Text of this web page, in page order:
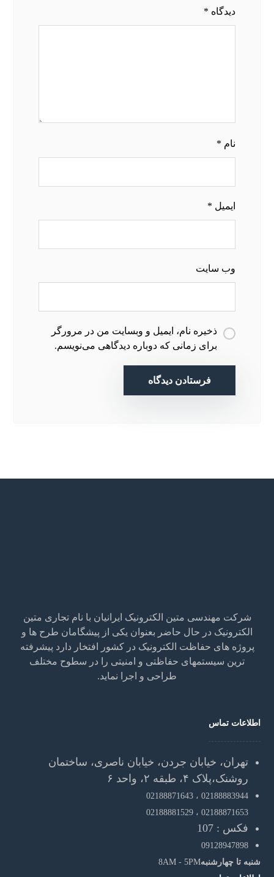
دیدگاه *
نام *
ایمیل *
وب‌ سایت
ذخیره نام، ایمیل و وبسایت من در مرورگر
برای زمانی که دوباره دیدگاهی می‌نویسم.
فرستادن دیدگاه
شرکت مهندسی متین الکترونیک ایرانیان با نام تجاری متین
الکترونیک در حال حاضر بعنوان یکی از پیشگامان طرح ها و
پروژه های حفاظت الکترونیک در کشور افتخار دارد پیشرفته
ترین سیستمهای حفاظتی و امنیتی را در سطوح مختلف
طراحی و اجرا نماید.
اطلاعات تماس
تهران، خیابان جردن، خیابان ناصری، ساختمان
روشنک،پلاک ۴، طبقه ۲، واحد ۶
02188883944 ،
02188871643
02188871653 ،
02188881529
فکس : 107
09128947898
شنبه تا چهارشنبه8AM - 5PM